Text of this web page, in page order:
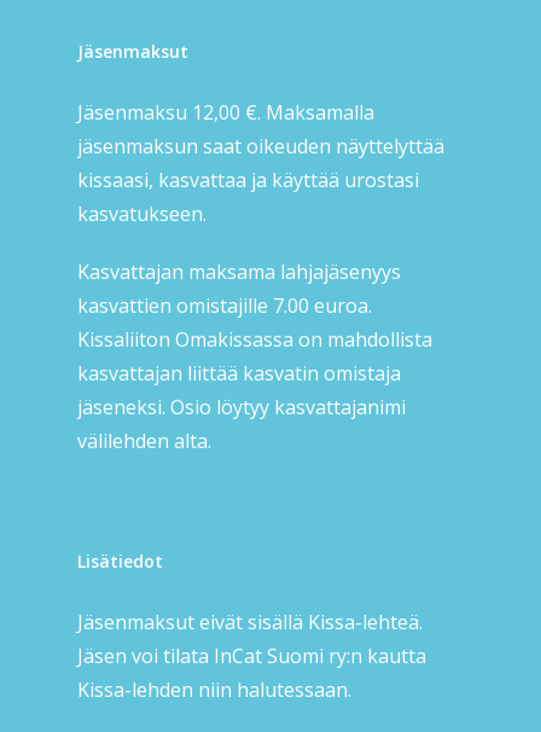
Jäsenmaksut
Jäsenmaksu 12,00 €. Maksamalla
jäsenmaksun saat oikeuden näyttelyttää
kissaasi, kasvattaa ja käyttää urostasi
kasvatukseen.
Kasvattajan maksama lahjajäsenyys
kasvattien omistajille 7.00 euroa.
Kissaliiton Omakissassa on mahdollista
kasvattajan liittää kasvatin omistaja
jäseneksi. Osio löytyy kasvattajanimi
välilehden alta.
Lisätiedot
Jäsenmaksut eivät sisällä Kissa-lehteä.
Jäsen voi tilata InCat Suomi ry:n kautta
Kissa-lehden niin halutessaan.